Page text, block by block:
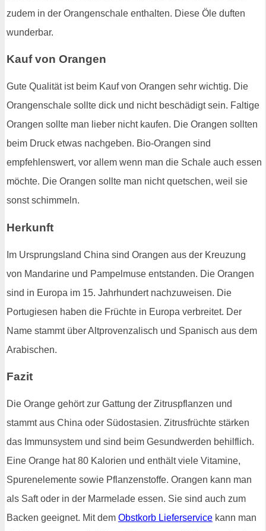
zudem in der Orangenschale enthalten. Diese Öle duften
wunderbar.
Kauf von Orangen
Gute Qualität ist beim Kauf von Orangen sehr wichtig. Die
Orangenschale sollte dick und nicht beschädigt sein. Faltige
Orangen sollte man lieber nicht kaufen. Die Orangen sollten
beim Druck etwas nachgeben. Bio-Orangen sind
empfehlenswert, vor allem wenn man die Schale auch essen
möchte. Die Orangen sollte man nicht quetschen, weil sie
sonst schimmeln.
Herkunft
Im Ursprungsland China sind Orangen aus der Kreuzung
von Mandarine und Pampelmuse entstanden. Die Orangen
sind in Europa im 15. Jahrhundert nachzuweisen. Die
Portugiesen haben die Früchte in Europa verbreitet. Der
Name stammt über Altprovenzalisch und Spanisch aus dem
Arabischen.
Fazit
Die Orange gehört zur Gattung der Zitruspflanzen und
stammt aus China oder Südostasien. Zitrusfrüchte stärken
das Immunsystem und sind beim Gesundwerden behilflich.
Eine Orange hat 80 Kalorien und enthält viele Vitamine,
Spurenelemente sowie Pflanzenstoffe. Orangen kann man
als Saft oder in der Marmelade essen. Sie sind auch zum
Backen geeignet. Mit dem Obstkorb Lieferservice kann man